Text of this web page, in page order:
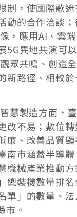
制，使國際歌
動的合作洽談
，應用AI、雲
5G異地共演可
眾共鳴、創造
新路徑、相較
慧製造方面，
改不易；數位
廉、改善品質
南市涵蓋半導
機械產業推動
總裝機數量排
單」的數量、
市。